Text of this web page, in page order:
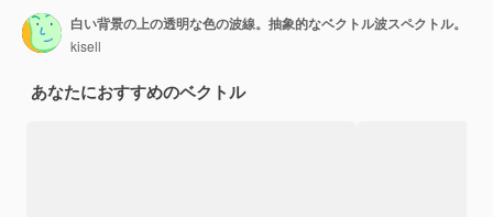
白い背景の上の透明な色の波線。抽象的なベクトル波スペクトル。
kisell
あなたにおすすめのベクトル